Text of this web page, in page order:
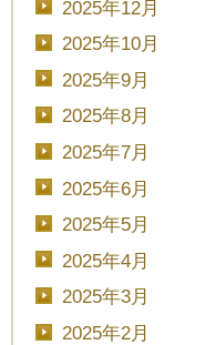
2025年12月
2025年10月
2025年9月
2025年8月
2025年7月
2025年6月
2025年5月
2025年4月
2025年3月
2025年2月